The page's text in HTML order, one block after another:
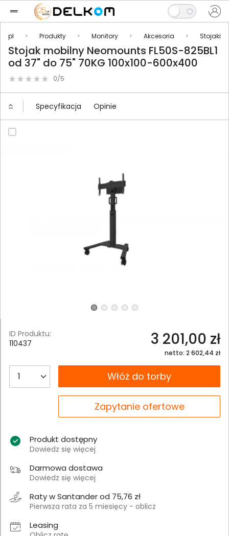
Produkty Monitory Akcesoria Stojaki
Stojak mobilny Neomounts FL50S-825BL1
od 37" do 75" 70KG 100x100-600x400
0/5
Specyfikacja Opinie
ID Produktu:
110437
3 201,00 zł
netto: 2 602,44 zł
__B2C.PRODUCT.QUANTITYWłóż do torby
Zapytanie ofertowe
Produkt dostępny
Dowiedz się więcej
Darmowa dostawa
Dowiedz się więcej
Raty w Santander od 75,76 zł
Pierwsza rata za 5 miesięcy - oblicz
Leasing